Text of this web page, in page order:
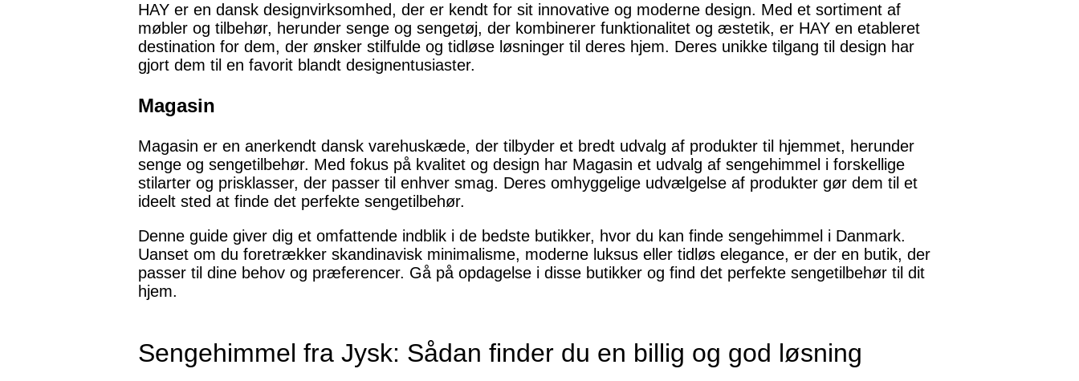
HAY er en dansk designvirksomhed, der er kendt for sit innovative og moderne design. Med et sortiment af
møbler og tilbehør, herunder senge og sengetøj, der kombinerer funktionalitet og æstetik, er HAY en etableret
destination for dem, der ønsker stilfulde og tidløse løsninger til deres hjem. Deres unikke tilgang til design har
gjort dem til en favorit blandt designentusiaster.
Magasin
Magasin er en anerkendt dansk varehuskæde, der tilbyder et bredt udvalg af produkter til hjemmet, herunder
senge og sengetilbehør. Med fokus på kvalitet og design har Magasin et udvalg af sengehimmel i forskellige
stilarter og prisklasser, der passer til enhver smag. Deres omhyggelige udvælgelse af produkter gør dem til et
ideelt sted at finde det perfekte sengetilbehør.
Denne guide giver dig et omfattende indblik i de bedste butikker, hvor du kan finde sengehimmel i Danmark.
Uanset om du foretrækker skandinavisk minimalisme, moderne luksus eller tidløs elegance, er der en butik, der
passer til dine behov og præferencer. Gå på opdagelse i disse butikker og find det perfekte sengetilbehør til dit
hjem.
Sengehimmel fra Jysk: Sådan finder du en billig og god løsning